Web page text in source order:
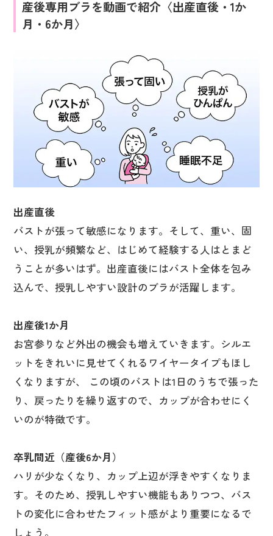
産後専用ブラを動画で紹介〈出産直後・1か
月・6か月〉
出産直後
バストが張って敏感になります。そして、重い、固
い、授乳が頻繁など、はじめて経験する人はとまど
うことが多いはず。出産直後にはバスト全体を包み
込んで、授乳しやすい設計のブラが活躍します。
出産後1か月
お宮参りなど外出の機会も増えていきます。シルエ
ットをきれいに見せてくれるワイヤータイプもほし
くなりますが、 この頃のバストは1日のうちで張った
り、戻ったりを繰り返すので、カップが合わせにく
いのが特徴です。
卒乳間近（産後6か月）
ハリが少なくなり、カップ上辺が浮きやすくなりま
す。そのため、授乳しやすい機能もありつつ、バス
トの変化に合わせたフィット感がより重要になるで
しょう。